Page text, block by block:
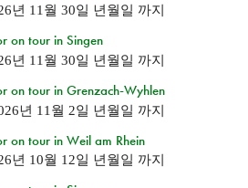
년 11월 30일 년월일 까지
on tour in Singen
년 11월 30일 년월일 까지
on tour in Grenzach-Wyhlen
년 11월 2일 년월일 까지
on tour in Weil am Rhein
년 10월 12일 년월일 까지